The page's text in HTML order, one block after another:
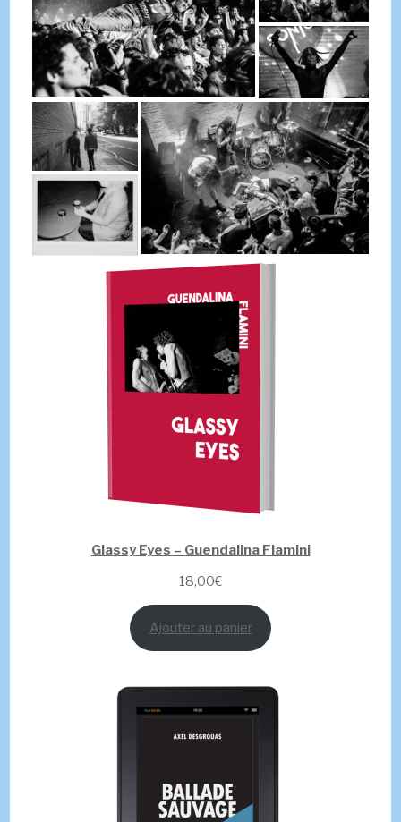
Glassy Eyes – Guendalina Flamini
18,00€
Ajouter au panier